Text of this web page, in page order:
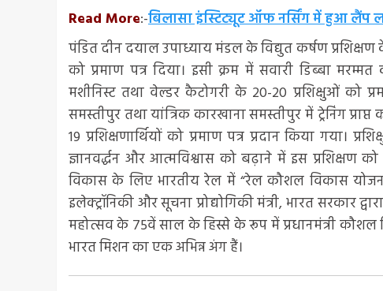
Read More:-बिलासा इंस्टिट्यूट ऑफ नर्सिंग में हुआ लैंप
पंडित दीन दयाल उपाध्याय मंडल के विद्युत कर्षण प्रशिक्षण
को प्रमाण पत्र दिया। इसी क्रम में सवारी डिब्बा
मशीनिस्ट तथा वेल्डर कैटोगरी के 20-20 प्रशिक्षुओं को
समस्तीपुर तथा यांत्रिक कारखाना समस्तीपुर में ट्रेनिंग
19 प्रशिक्षणार्थियों को प्रमाण पत्र प्रदान किया गया।
ज्ञानवर्द्धन और आत्मविश्वास को बढ़ाने में इस
विकास के लिए भारतीय रेल में “रेल कौशल विकास
इलेक्ट्रॉनिकी और सूचना प्रोद्योगिकी मंत्री, भारत
महोत्सव के 75वें साल के हिस्से के रूप में प्रधानमंत्री
भारत मिशन का एक अभिन्न अंग हैं।